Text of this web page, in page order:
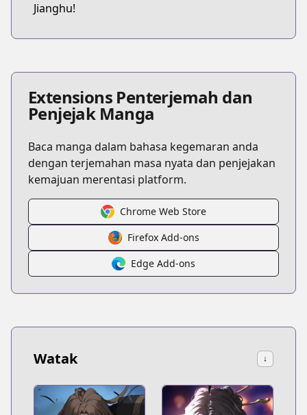
Jianghu!
Extensions Penterjemah dan
Penjejak Manga
Baca manga dalam bahasa kegemaran anda
dengan terjemahan masa nyata dan penjejakan
kemajuan merentasi platform.
Chrome Web Store
Firefox Add-ons
Edge Add-ons
Watak ↓